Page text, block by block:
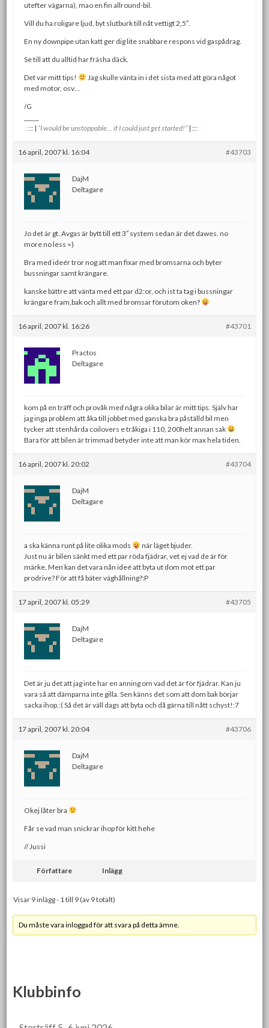
utefter vägarna), mao en fin allround-bil.
Vill du ha roligare ljud, byt slutburk till nåt vettigt 2,5″.
En ny downpipe utan katt ger dig lite snabbare respons vid gaspådrag.
Se till att du alltid har fräsha däck.
Det var mitt tips!
Jag skulle vänta in i det sista med att göra något
med motor, osv…
/G
::::: | ”I would be unstoppable… if I could just get started!” |:::::
16 april, 2007 kl. 16:04 #43703
DajM
Deltagare
Jo det är gt. Avgas är bytt till ett 3″ system sedan är det dawes. no
more no less =)
Bra med ideér tror nog att man fixar med bromsarna och byter
bussningar samt krängare.
kanske bättre att vänta med ett par d2:or, och ist ta tag i bussningar
krängare fram,bak och allt med bromsar förutom oken?
16 april, 2007 kl. 16:26 #43701
Practos
Deltagare
kom på en träff och provåk med några olika bilar är mitt tips. Själv har
jag inga problem att åka till jobbet med ganska bra påställd bil men
tycker att stenhårda coilovers e tråkiga i 110, 200helt annan sak
Bara för att bilen är trimmad betyder inte att man kör max hela tiden.
16 april, 2007 kl. 20:02 #43704
DajM
Deltagare
a ska känna runt på lite olika mods
när läget bjuder.
Just nu är bilen sänkt med ett par röda fjädrar, vet ej vad de är för
märke. Men kan det vara nån ideé att byta ut dom mot ett par
prodrive? För att få bäter väghållning?:P
17 april, 2007 kl. 05:29 #43705
DajM
Deltagare
Det är ju det att jag inte har en anning om vad det är för fjädrar. Kan ju
vara så att dämparna inte gilla. Sen känns det som att dom bak börjar
sacka ihop.:( Så det är väll dags att byta och då gärna till nått schyst!:7
17 april, 2007 kl. 20:04 #43706
DajM
Deltagare
Okej låter bra
Får se vad man snickrar ihop för kitt hehe
// Jussi
Författare Inlägg
Visar 9 inlägg - 1 till 9 (av 9 totalt)
Du måste vara inloggad för att svara på detta ämne.
Klubbinfo